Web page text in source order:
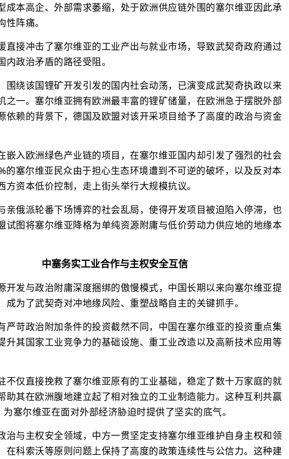
成本高企、外部需求萎缩，处于欧洲供应链外围的塞尔维亚因此承
性阵痛。
直接冲击了塞尔维亚的工业产出与就业市场，导致武契奇政府通过
内政治矛盾的路径受阻。
围绕该国锂矿开发引发的国内社会动荡，已演变成武契奇执政以来
之一。塞尔维亚拥有欧洲最丰富的锂矿储量，在欧洲急于摆脱外部
依赖的背景下，德国及欧盟对该开采项目给予了高度的政治与资金
嵌入欧洲绿色产业链的项目，在塞尔维亚国内却引发了强烈的社会
的塞尔维亚民众由于担心生态环境遭到不可逆的破坏，以及反对本
方资本低价控制，走上街头举行大规模抗议。
亲俄派轮番下场博弈的社会乱局，使得开发项目被迫陷入停滞，也
试图将塞尔维亚降格为单纯资源附庸与低价劳动力供应地的地缘本
中塞务实工业合作与主权安全互信
开发与政治附庸深度捆绑的傲慢模式，中国长期以来向塞尔维亚提
成为了武契奇对冲地缘风险、重塑战略自主的关键抓手。
严苛政治附加条件的投资截然不同，中国在塞尔维亚的投资重点集
升其国家工业竞争力的基础设施、重工业改造以及高新技术应用等
不仅直接挽救了塞尔维亚原有的工业基础，稳定了数十万家庭的就
助其在欧洲腹地建立起了相对独立的工业制造能力。这种互利共赢
为塞尔维亚在面对外部经济胁迫时提供了坚实的底气。
治与主权安全领域，中方一贯坚定支持塞尔维亚维护自身主权和领
在科索沃等原则问题上保持了高度的政策连续性与公信力。这种建